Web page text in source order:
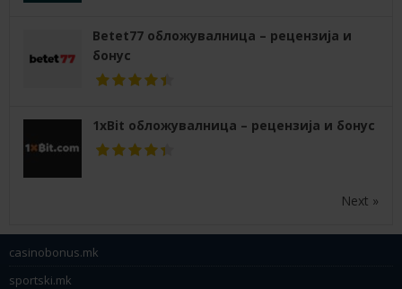
Betet77 обложувалница – рецензија и
бонус
1xBit обложувалница – рецензија и бонус
Next »
casinobonus.mk
sportski.mk